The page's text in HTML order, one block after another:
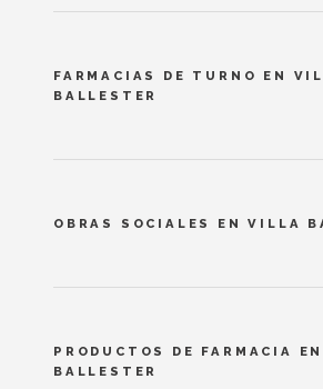
FARMACIAS DE TURNO EN
BALLESTER
OBRAS SOCIALES EN VILLA
PRODUCTOS DE FARMACIA
BALLESTER